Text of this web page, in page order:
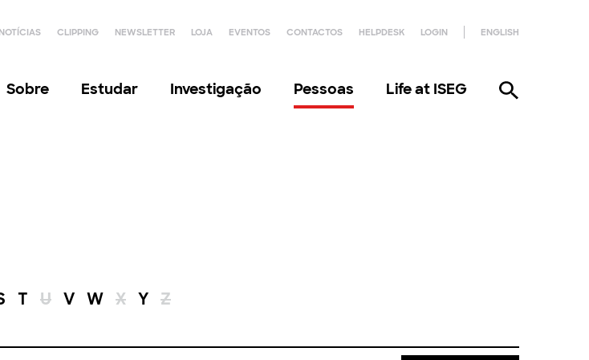
NOTÍCIAS CLIPPING NEWSLETTER LOJA EVENTOS CONTACTOS HELPDESK LOGIN ENGLISH
Sobre Estudar Investigação Pessoas Life at ISEG
T U V W X Y Z